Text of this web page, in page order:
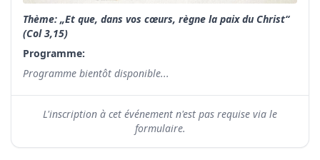
Thème: „Et que, dans vos cœurs, règne la paix du Christ“
(Col 3,15)
Programme:
Programme bientôt disponible...
L'inscription à cet événement n'est pas requise via le
formulaire.